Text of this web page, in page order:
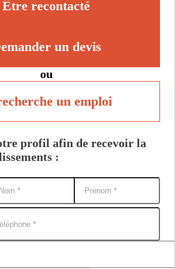
Être recontacté
un devis
ou
un emploi
profil afin de recevoir la
: